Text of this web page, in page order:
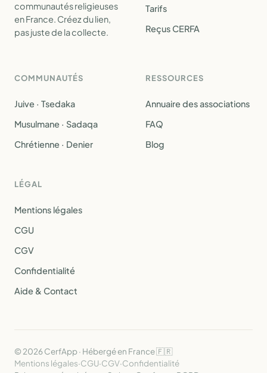
communautés religieuses
en France. Créez du lien,
pas juste de la collecte.
Tarifs
Reçus CERFA
COMMUNAUTÉS
Juive · Tsedaka
Musulmane · Sadaqa
Chrétienne · Denier
RESSOURCES
Annuaire des associations
FAQ
Blog
LÉGAL
Mentions légales
CGU
CGV
Confidentialité
Aide & Contact
© 2026 CerfApp · Hébergé en France 🇫🇷
Mentions légales·CGU·CGV·Confidentialité